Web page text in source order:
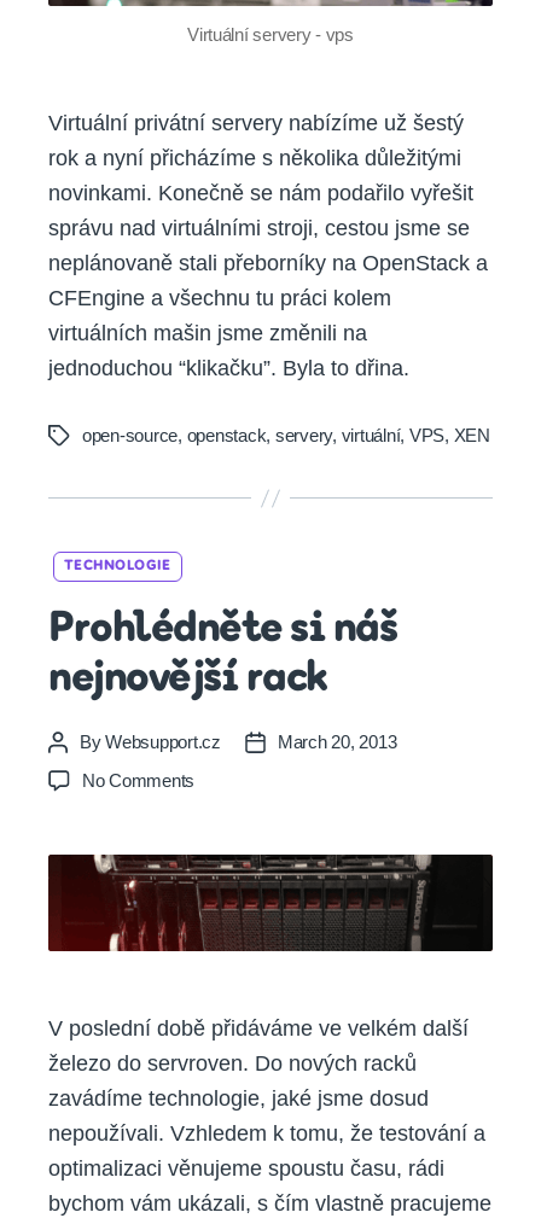
Virtuální servery - vps
Virtuální privátní servery nabízíme už šestý
rok a nyní přicházíme s několika důležitými
novinkami. Konečně se nám podařilo vyřešit
správu nad virtuálními stroji, cestou jsme se
neplánovaně stali přeborníky na OpenStack a
CFEngine a všechnu tu práci kolem
virtuálních mašin jsme změnili na
jednoduchou “klikačku”. Byla to dřina.
Tagsopen-source, openstack, servery, virtuální, VPS, XEN
TECHNOLOGIE
Prohlédněte si náš
nejnovější rack
Post
author
ByWebsupport.cz
PostMarch 20, 2013
No Comments
náš
nejnovější
rack
V poslední době přidáváme ve velkém další
železo do servroven. Do nových racků
zavádíme technologie, jaké jsme dosud
nepoužívali. Vzhledem k tomu, že testování a
optimalizaci věnujeme spoustu času, rádi
bychom vám ukázali, s čím vlastně pracujeme